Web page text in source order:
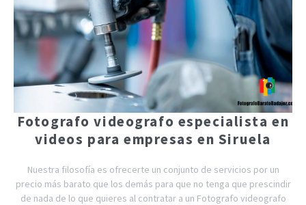
Fotografo videografo especialista en
videos para empresas en Siruela
Nuestra filosofía es ofrecerte un conjunto de servicios por un
precio más barato que los demás para que no tenga que prescindir
de nada de lo que quieres al contratar a un Fotografo videografo